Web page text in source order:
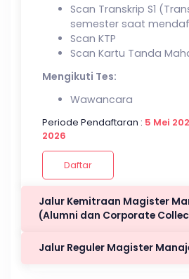
Scan Transkrip S1
semester saat
Scan KTP
Scan Kartu Tanda
Mengikuti Tes:
Wawancara
Periode Pendaftaran : 5 Mei
2026
Daftar
Jalur Kemitraan Magister
(Alumni dan Corporate
Jalur Reguler Magister